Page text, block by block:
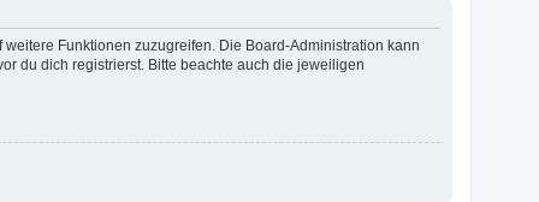
Funktionen zuzugreifen. Die Board-Administration kann
du dich registrierst. Bitte beachte auch die jeweiligen